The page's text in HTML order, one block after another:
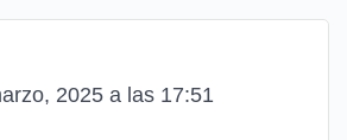
2025 a las 17:51